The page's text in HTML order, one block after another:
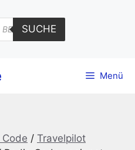
SUCHE
Menü
/ Travelpilot